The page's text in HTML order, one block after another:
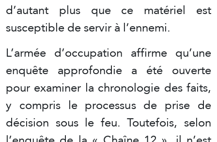
d’autant plus que ce matériel est
susceptible de servir à l’ennemi.
L’armée d’occupation affirme qu’une
enquête approfondie a été ouverte
pour examiner la chronologie des faits,
y compris le processus de prise de
décision sous le feu. Toutefois, selon